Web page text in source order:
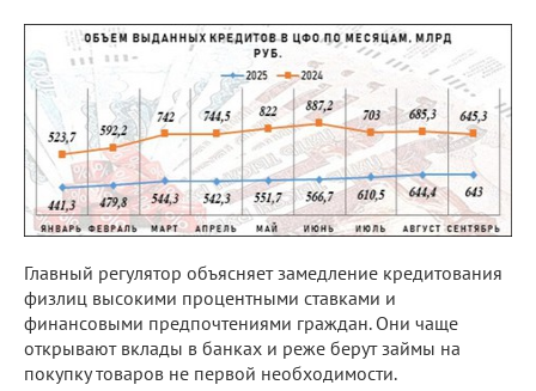
Главный регулятор объясняет замедление кредитования
физлиц высокими процентными ставками и
финансовыми предпочтениями граждан. Они чаще
открывают вклады в банках и реже берут займы на
покупку товаров не первой необходимости.